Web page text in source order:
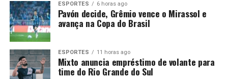
ESPORTES 6 horas ago
Pavón decide, Grêmio vence o Mirassol e
avança na Copa do Brasil
ESPORTES 11 horas ago
Mixto anuncia empréstimo de volante para
time do Rio Grande do Sul